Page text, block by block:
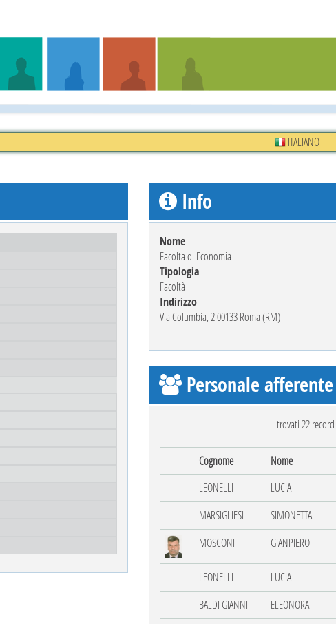
ITALIANO
Info
Nome
Facolta di Economia
Tipologia
Facoltà
Indirizzo
Via Columbia, 2 00133 Roma (RM)
Personale afferente
trovati 22 record
Cognome Nome
LEONELLI
LUCIA
MARSIGLIESI
SIMONETTA
MOSCONI
GIANPIERO
LEONELLI LUCIA
BALDI GIANNI
ELEONORA